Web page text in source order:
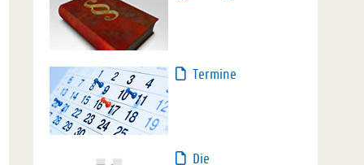
Termine
Die